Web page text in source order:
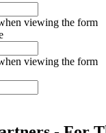
viewing the form
viewing the form